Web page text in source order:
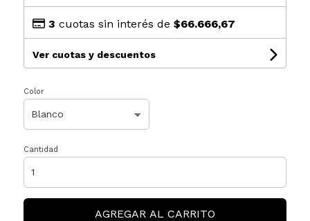
3 cuotas sin interés de $66.666,67
Ver cuotas y descuentos
Color
Cantidad
AGREGAR AL CARRITO